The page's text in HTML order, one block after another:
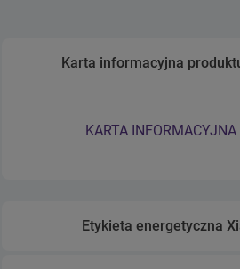
Karta informacyjna
Zwiń sekcję Karta
KARTA
Etykieta energetyczna
Rozwiń sekcję Etykieta